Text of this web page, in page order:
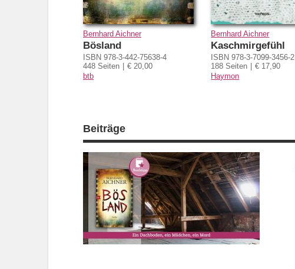
Bernhard Aichner
Bösland
ISBN 978-3-442-75638-4
448 Seiten
€ 20,00
btb
Bernhard Aichner
Kaschmirgefühl
ISBN 978-3-7099-3456-2
188 Seiten
€ 17,90
Haymon
Beiträge